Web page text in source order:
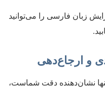
زبان فارسی را می‌توانید
و ارجاع‌دهی
نشان‌دهنده دقت شماست،